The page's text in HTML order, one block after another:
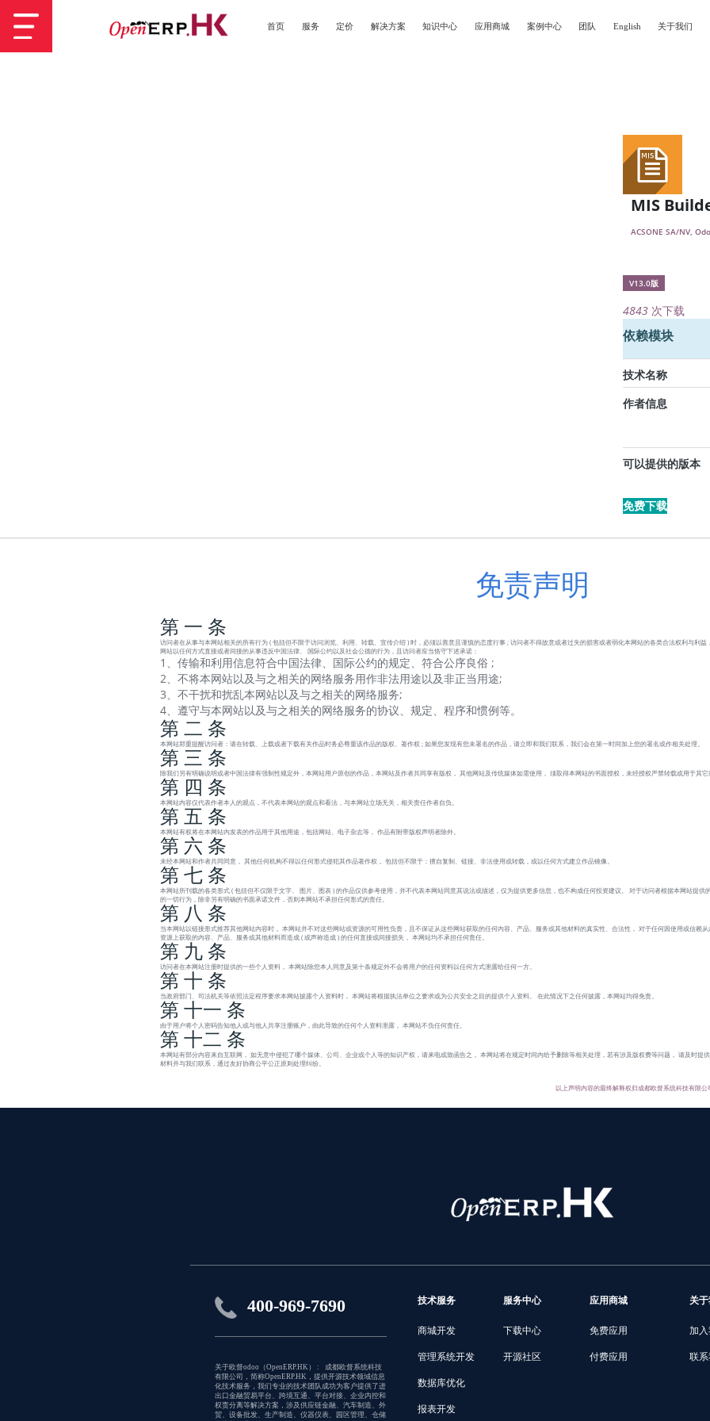
首页 服务 定价 解决方案 知识中心 应用商城 案例中心 团队 English 关于我们
MIS
ACSONE SA/NV,
V13.0版
4843 次下载
依赖模块
技术名称
作者信息
可以提供的版本
免费下载
免责声明
第 一 条
访问者在从事与本网站相关的所有行为 ( 包括但不限于访问浏览、利用、转载、宣传介绍 ) 时，必须以善意且谨慎的态度行事 ; 访问者不得故意或者过失的损害或者弱化本网站的各类合法权利与利益
网站以任何方式直接或者间接的从事违反中国法律、 国际公约以及社会公德的行为，且访问者应当恪守下述承诺：
1、传输和利用信息符合中国法律、国际公约的规定、符合公序良俗 ;
2、不将本网站以及与之相关的网络服务用作非法用途以及非正当用途;
3、不干扰和扰乱本网站以及与之相关的网络服务;
4、遵守与本网站以及与之相关的网络服务的协议、规定、程序和惯例等。
第 二 条
本网站郑重提醒访问者：请在转载、上载或者下载有关作品时务必尊重该作品的版权、著作权 ; 如果您发现有您未署名的作品，请立即和我们联系，我们会在第一时间加上您的署名或作相关处理。
第 三 条
除我们另有明确说明或者中国法律有强制性规定外，本网站用户原创的作品，本网站及作者共同享有版权， 其他网站及传统媒体如需使用， 须取得本网站的书面授权，未经授权严禁转载或用于其它
第 四 条
本网站内容仅代表作者本人的观点，不代表本网站的观点和看法，与本网站立场无关，相关责任作者自负。
第 五 条
本网站有权将在本网站内发表的作品用于其他用途，包括网站、电子杂志等， 作品有附带版权声明者除外。
第 六 条
未经本网站和作者共同同意， 其他任何机构不得以任何形式侵犯其作品著作权， 包括但不限于：擅自复制、链接、非法使用或转载，或以任何方式建立作品镜像。
第 七 条
本网站所刊载的各类形式 ( 包括但不仅限于文字、 图片、图表 ) 的作品仅供参考使用，并不代表本网站同意其说法或描述，仅为提供更多信息，也不构成任何投资建议。 对于访问者根据本网站提供
的一切行为，除非另有明确的书面承诺文件，否则本网站不承担任何形式的责任。
第 八 条
当本网站以链接形式推荐其他网站内容时， 本网站并不对这些网站或资源的可用性负责，且不保证从这些网站获取的任何内容、产品、服务或其他材料的真实性、合法性， 对于任何因使用或信赖从
资源上获取的内容、产品、服务或其他材料而造成 ( 或声称造成 ) 的任何直接或间接损失， 本网站均不承担任何责任。
第 九 条
访问者在本网站注册时提供的一些个人资料， 本网站除您本人同意及第十条规定外不会将用户的任何资料以任何方式泄露给任何一方。
第 十 条
当政府部门、司法机关等依照法定程序要求本网站披露个人资料时， 本网站将根据执法单位之要求或为公共安全之目的提供个人资料。 在此情况下之任何披露，本网站均得免责。
第 十一 条
由于用户将个人密码告知他人或与他人共享注册账户，由此导致的任何个人资料泄露， 本网站不负任何责任。
第 十二 条
本网站有部分内容来自互联网， 如无意中侵犯了哪个媒体、公司、企业或个人等的知识产权，请来电或致函告之， 本网站将在规定时间内给予删除等相关处理，若有涉及版权费等问题， 请及时提
材料并与我们联系，通过友好协商公平公正原则处理纠纷。
以上声明内容的最终解释权归成都欧督系统科技有限公
400-969-7690
关于欧督odoo（OpenERP.HK） : 成都欧督系统科技
有限公司，简称OpenERP.HK，提供开源技术领域信息
化技术服务，我们专业的技术团队成功为客户提供了进
出口金融贸易平台、跨境互通、平台对接、企业内控和
权责分离等解决方案，涉及供应链金融、汽车制造、外
贸、设备批发、生产制造、仪器仪表、园区管理、仓储
技术服务
商城开发
管理系统开发
数据库优化
报表开发
服务中心
下载中心
开源社区
应用商城
免费应用
付费应用
关于
加入
联系